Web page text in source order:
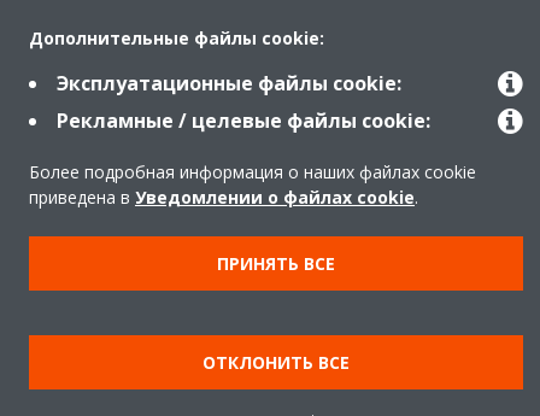
Конфиденциальность данных
Корпоративная этика
Data Act
Дополнительные файлы cookie:
Эксплуатационные файлы cookie:
Рекламные / целевые файлы cookie:
Более подробная информация о наших файлах cookie
приведена в Уведомлении о файлах cookie.
ПРИНЯТЬ ВСЕ
ОТКЛОНИТЬ ВСЕ